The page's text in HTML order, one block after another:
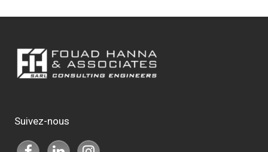
Suivez-nous